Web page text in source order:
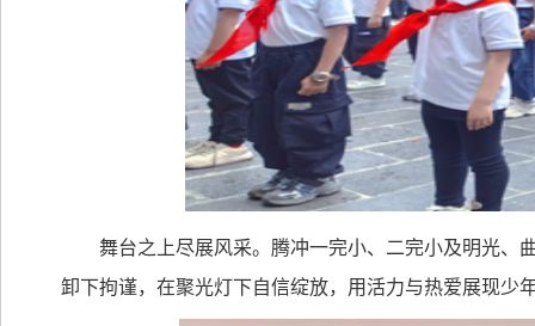
舞台之上尽展风采。腾冲一完小、二完小及明光、
卸下拘谨，在聚光灯下自信绽放，用活力与热爱展现少